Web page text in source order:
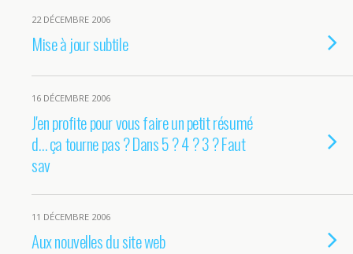
22 DÉCEMBRE 2006
Mise à jour subtile
16 DÉCEMBRE 2006
J'en profite pour vous faire un petit résumé
d… ça tourne pas ? Dans 5 ? 4 ? 3 ? Faut
sav
11 DÉCEMBRE 2006
Aux nouvelles du site web